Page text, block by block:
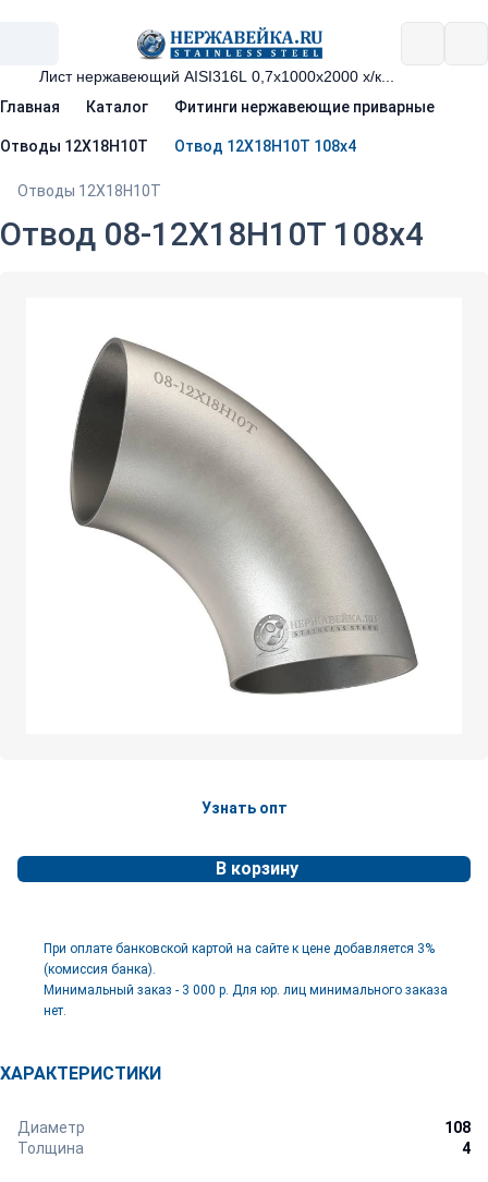
Главная Каталог Фитинги нержавеющие приварные
Отводы 12Х18Н10Т Отвод 12Х18Н10Т 108х4
Отводы 12Х18Н10Т
Отвод 08-12Х18Н10Т 108х4
Узнать опт
В корзину
При оплате банковской картой на сайте к цене добавляется 3%
(комиссия банка).
Минимальный заказ - 3 000 р. Для юр. лиц минимального заказа
нет.
ХАРАКТЕРИСТИКИ
Диаметр
108
Толщина
4